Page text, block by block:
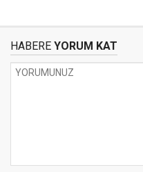
HABERE YORUM KAT